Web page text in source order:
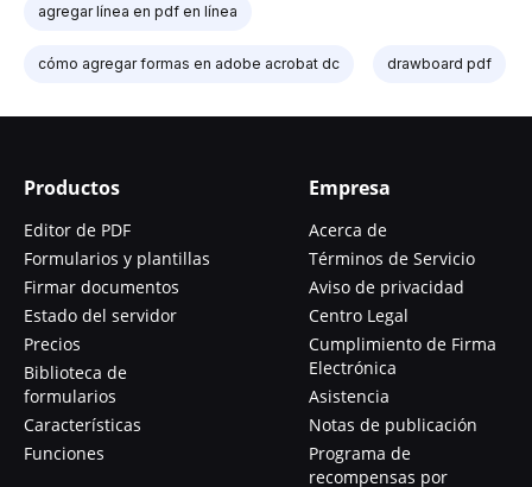
agregar línea en pdf en línea
cómo agregar formas en adobe acrobat dc drawboard pdf
Productos
Editor de PDF
Formularios y plantillas
Firmar documentos
Estado del servidor
Precios
Biblioteca de
formularios
Características
Funciones
Empresa
Acerca de
Términos de Servicio
Aviso de privacidad
Centro Legal
Cumplimiento de Firma
Electrónica
Asistencia
Notas de publicación
Programa de
recompensas por